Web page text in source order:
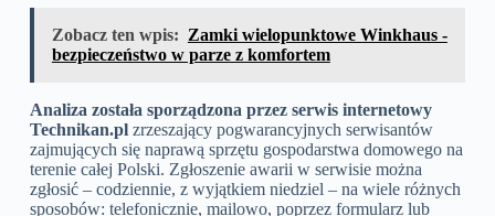
Zobacz ten wpis: Zamki wielopunktowe Winkhaus -
bezpieczeństwo w parze z komfortem
Analiza została sporządzona przez serwis internetowy
Technikan.plzrzeszający pogwarancyjnych serwisantów
zajmujących się naprawą sprzętu gospodarstwa domowego na
terenie całej Polski. Zgłoszenie awarii w serwisie można
zgłosić – codziennie, z wyjątkiem niedziel – na wiele różnych
sposobów: telefonicznie, mailowo, poprzez formularz lub